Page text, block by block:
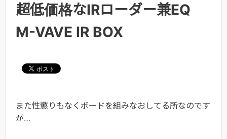
超低価格なIRローダー兼EQ
M-VAVE IR BOX
また性懲りもなくボードを組みなおしてる所なのです
が…